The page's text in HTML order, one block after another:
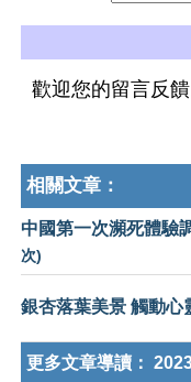
歡迎您的留言反饋
相關文章：
中國第一次瀕死體驗
次)
銀杏落葉美景 觸動心
更多文章導讀：